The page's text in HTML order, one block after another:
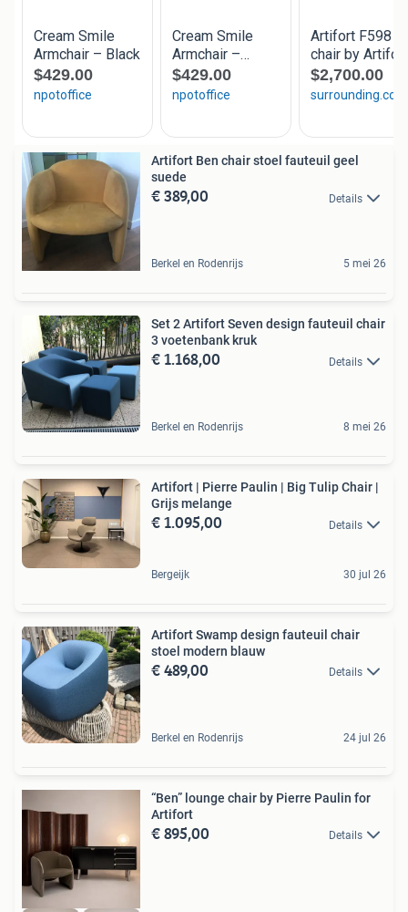
Artifort Ben chair stoel fauteuil geel
suede
€ 389,00 Details
Berkel en Rodenrijs 5 mei 26
Set 2 Artifort Seven design fauteuil chair
3 voetenbank kruk
€ 1.168,00 Details
Berkel en Rodenrijs 8 mei 26
Artifort | Pierre Paulin | Big Tulip Chair |
Grijs melange
€ 1.095,00 Details
Bergeijk 30 jul 26
Artifort Swamp design fauteuil chair
stoel modern blauw
€ 489,00 Details
Berkel en Rodenrijs 24 jul 26
“Ben” lounge chair by Pierre Paulin for
Artifort
€ 895,00 Details